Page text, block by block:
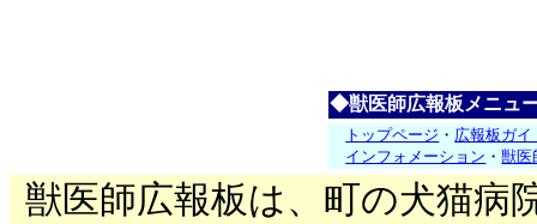
◆獣医師広報板メニュ
トップページ ・ 広報板ガイ
インフォメーション ・獣医
獣医師広報板は、町の犬猫病